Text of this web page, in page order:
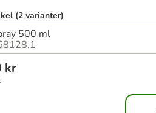
(2 varianter)
500 ml
kr